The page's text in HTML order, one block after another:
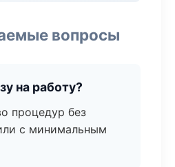
вопросы
на работу?
процедур без
с минимальным